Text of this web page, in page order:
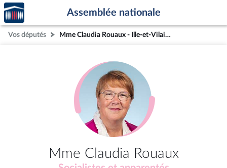
Aller au contenu
Aller en bas de la page
Accèder
à la
page
d'accueil
Assemblée nationale
Vos députés Mme Claudia Rouaux - Ille-et-Vilaine (3e circonscription)
Mme Claudia Rouaux